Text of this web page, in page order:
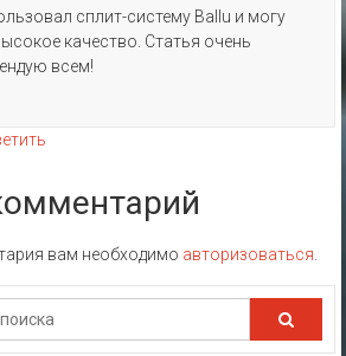
сплит-систему Ballu и могу
качество. Статья очень
всем!
вам необходимо авторизоваться